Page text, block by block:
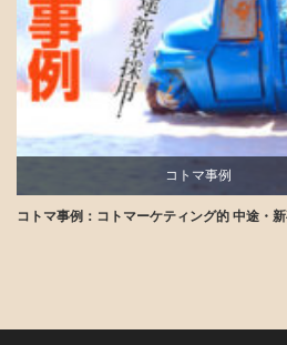
コトマ事例
講師ブログ
コトマ事例：コトマーケティング的 中途・